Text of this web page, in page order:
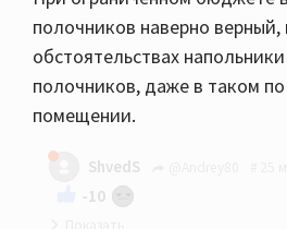
полочников наверно верный,
обстоятельствах
полочников, даже в таком
помещении.
ShvedS
-10